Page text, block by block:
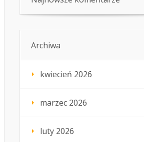
Archiwa
kwiecień 2026
marzec 2026
luty 2026